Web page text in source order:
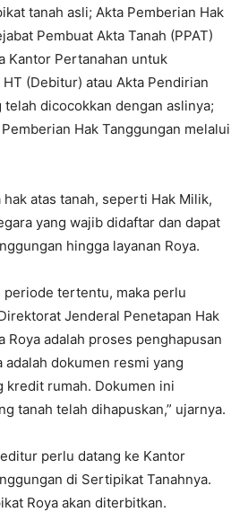
tanah asli; Akta Pemberian Hak
Pembuat Akta Tanah (PPAT)
Kantor Pertanahan untuk
(Debitur) atau Akta Pendirian
dicocokkan dengan aslinya;
Hak Tanggungan melalui
atas tanah, seperti Hak Milik,
yang wajib didaftar dan dapat
hingga layanan Roya.
periode tertentu, maka perlu
Jenderal Penetapan Hak
Roya adalah proses penghapusan
adalah dokumen resmi yang
kredit rumah. Dokumen ini
tanah telah dihapuskan,” ujarnya.
perlu datang ke Kantor
di Sertipikat Tanahnya.
Roya akan diterbitkan.